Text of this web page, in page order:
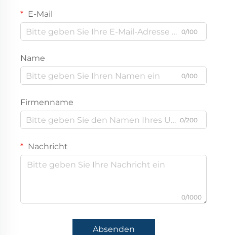
E-Mail
0/100
Name
0/100
Firmenname
0/200
Nachricht
0/1000
Absenden